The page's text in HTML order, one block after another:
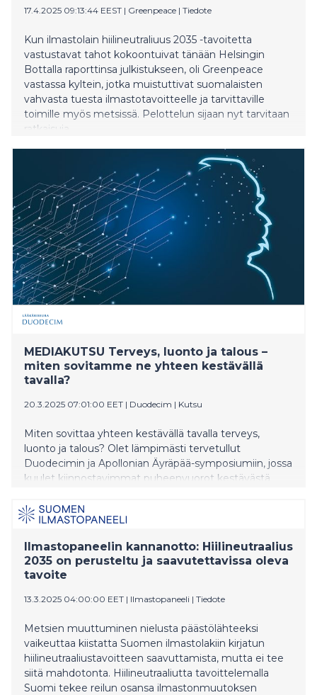
17.4.2025 09:13:44 EEST | Greenpeace | Tiedote
Kun ilmastolain hiilineutraliuus 2035 -tavoitetta
vastustavat tahot kokoontuivat tänään Helsingin
Bottalla raporttinsa julkistukseen, oli Greenpeace
vastassa kyltein, jotka muistuttivat suomalaisten
vahvasta tuesta ilmastotavoitteelle ja tarvittaville
toimille myös metsissä. Pelottelun sijaan nyt tarvitaan
ratkaisuja.
MEDIAKUTSU Terveys, luonto ja talous –
miten sovitamme ne yhteen kestävällä
tavalla?
20.3.2025 07:01:00 EET | Duodecim | Kutsu
Miten sovittaa yhteen kestävällä tavalla terveys,
luonto ja talous? Olet lämpimästi tervetullut
Duodecimin ja Apollonian Äyräpää-symposiumiin, jossa
kuulet kiinnostavimmat puheenvuorot kestävästä
Ilmastopaneelin kannanotto: Hiilineutraalius
2035 on perusteltu ja saavutettavissa oleva
tavoite
13.3.2025 04:00:00 EET | Ilmastopaneeli | Tiedote
Metsien muuttuminen nielusta päästölähteeksi
vaikeuttaa kiistatta Suomen ilmastolakiin kirjatun
hiilineutraaliustavoitteen saavuttamista, mutta ei tee
siitä mahdotonta. Hiilineutraaliutta tavoittelemalla
Suomi tekee reilun osansa ilmastonmuutoksen